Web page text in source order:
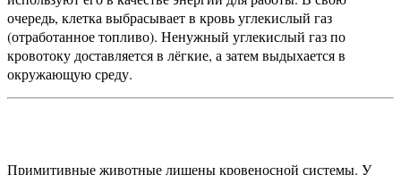
очередь, клетка выбрасывает в кровь углекислый газ
(отработанное топливо). Ненужный углекислый газ по
кровотоку доставляется в лёгкие, а затем выдыхается в
окружающую среду.
Примитивные животные лишены кровеносной системы. У